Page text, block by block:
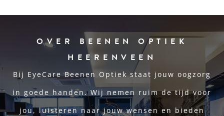
OVER BEENEN OPTIEK
HEERENVEEN
Bij EyeCare Beenen Optiek staat jouw oogzorg
in goede handen. Wij nemen ruim de tijd voor
jou, luisteren naar jouw wensen en bieden